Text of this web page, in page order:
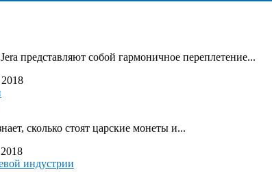
представляют собой гармоничное переплетение...
сколько стоят царские монеты и...
индустрии